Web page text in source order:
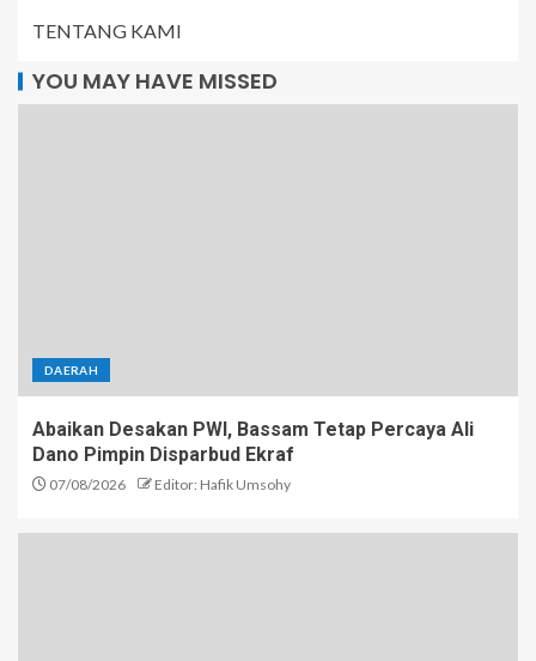
TENTANG KAMI
YOU MAY HAVE MISSED
DAERAH
Abaikan Desakan PWI, Bassam Tetap Percaya Ali
Dano Pimpin Disparbud Ekraf
07/08/2026 Editor: Hafik Umsohy